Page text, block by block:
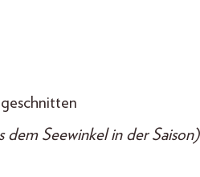
dem Seewinkel in der Saison)